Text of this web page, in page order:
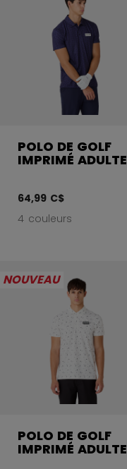
POLO DE GOLF
IMPRIMÉ ADULTE
64,99 C$
4 couleurs
NOUVEAU
POLO DE GOLF
IMPRIMÉ ADULTE